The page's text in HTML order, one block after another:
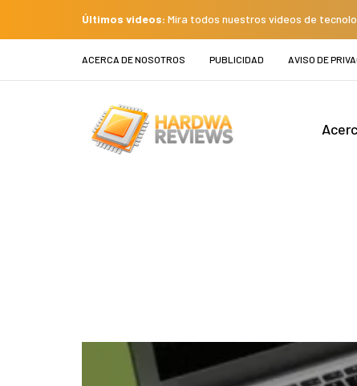
Últimos videos: Mira todos nuestros videos de
ACERCA DE NOSOTROS PUBLICIDAD AVISO DE